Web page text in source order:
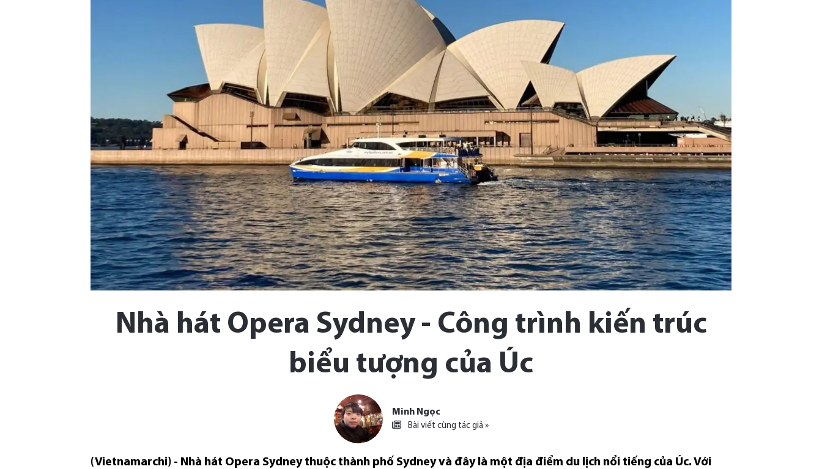
Nhà hát Opera Sydney - Công trình kiến trúc
biểu tượng của Úc
Minh Ngọc
Bài viết cùng tác giả »
(Vietnamarchi) - Nhà hát Opera Sydney thuộc thành phố Sydney và đây là một địa điểm du lịch nổi tiếng của Úc. Với